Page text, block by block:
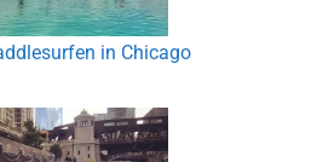
in Chicago